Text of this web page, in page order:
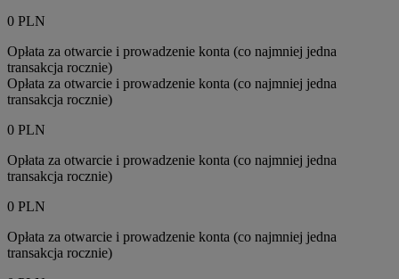
0 PLN
Opłata za otwarcie i prowadzenie konta (co najmniej jedna
transakcja rocznie)
Opłata za otwarcie i prowadzenie konta (co najmniej jedna
transakcja rocznie)
0 PLN
Opłata za otwarcie i prowadzenie konta (co najmniej jedna
transakcja rocznie)
0 PLN
Opłata za otwarcie i prowadzenie konta (co najmniej jedna
transakcja rocznie)